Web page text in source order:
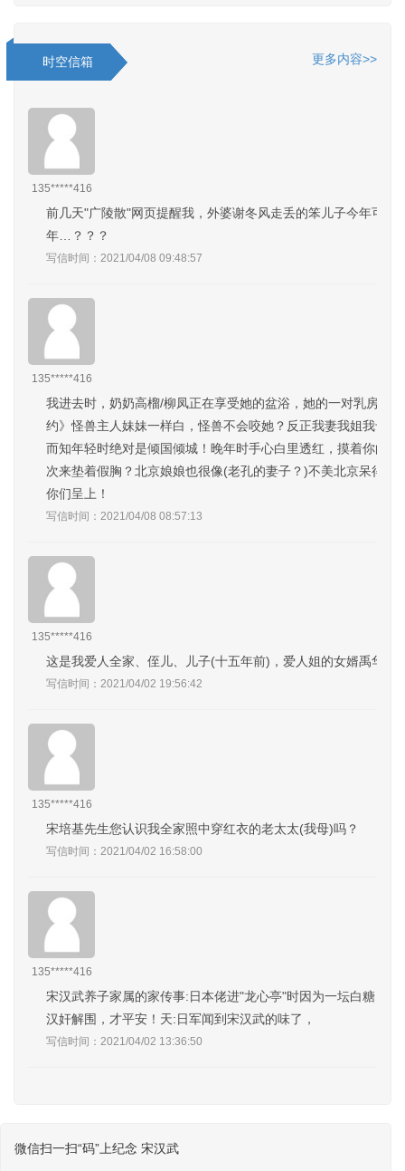
时空信箱 更多内容>>
135*****416
前几天"广陵散"网页提醒我，外婆谢冬风走丢的笨儿子今年可
年…？？？
写信时间：2021/04/08 09:48:57
135*****416
我进去时，奶奶高榴/柳凤正在享受她的盆浴，她的一对乳房垂
约》怪兽主人妹妹一样白，怪兽不会咬她？反正我妻我姐我母
而知年轻时绝对是倾国倾城！晚年时手心白里透红，摸着你的
次来垫着假胸？北京娘娘也很像(老孔的妻子？)不美北京呆得
你们呈上！
写信时间：2021/04/08 08:57:13
135*****416
这是我爱人全家、侄儿、儿子(十五年前)，爱人姐的女婿禹华俊
写信时间：2021/04/02 19:56:42
135*****416
宋培基先生您认识我全家照中穿红衣的老太太(我母)吗？
写信时间：2021/04/02 16:58:00
135*****416
宋汉武养子家属的家传事:日本佬进"龙心亭"时因为一坛白糖，
汉奸解围，才平安！天:日军闻到宋汉武的味了，
写信时间：2021/04/02 13:36:50
微信扫一扫“码”上纪念 宋汉武